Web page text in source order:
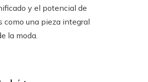
y el potencial de
como una pieza integral
la moda.